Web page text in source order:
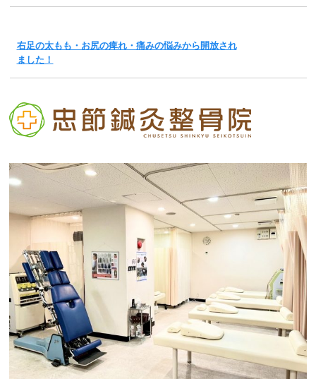
右足の太もも・お尻の痺れ・痛みの悩みから開放され
ました！